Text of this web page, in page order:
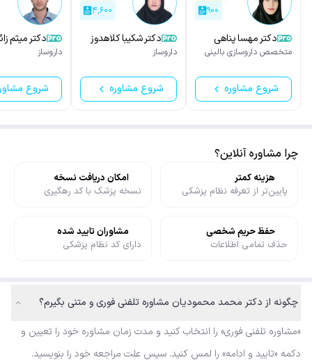
۹۰۰
دکتر مهسا پناهی
شکوه
متخصص داروسازی بالینی
شروع مشاوره
۴,۶۰۰
دکتر شکیبا کلاهدوز
داروساز
شروع مشاوره
دکتر میثم
داروساز
شروع
چرا مشاوره آنلاین؟
هزینه کمتر
پایین‌تر از تعرفه نظام پزشکی
امکان دریافت نسخه
نسخه پزشک با کد رهگیری
حفظ حریم شخصی
حذف تمامی اطلاعات
مشاوران تایید شده
دارای کد نظام پزشکی
چگونه از دکتر محمد محمودیان مشاوره تلفنی فوری و متنی بگیرم؟
«مشاوره تلفنی فوری» را انتخاب کنید و مدت زمان مشاوره خود را تعیین و
دکمه «تایید و ادامه» را لمس کنید. سپس علت مراجعه خود را بنویسید.